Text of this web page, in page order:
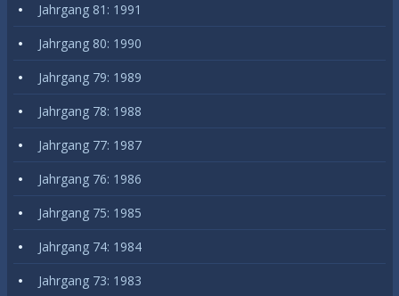
Jahrgang 81: 1991
Jahrgang 80: 1990
Jahrgang 79: 1989
Jahrgang 78: 1988
Jahrgang 77: 1987
Jahrgang 76: 1986
Jahrgang 75: 1985
Jahrgang 74: 1984
Jahrgang 73: 1983